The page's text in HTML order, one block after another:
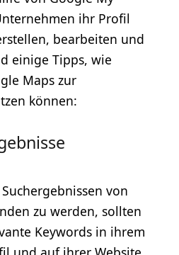
ihr Profil
bearbeiten und
einige Tipps, wie
Maps zur
können:
von
zu werden, sollten
Keywords in ihrem